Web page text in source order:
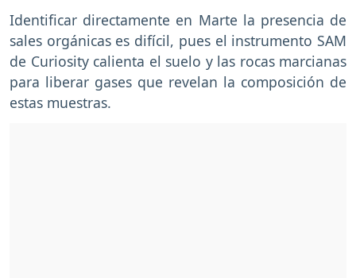
Identificar directamente en Marte la presencia de
sales orgánicas es difícil, pues el instrumento SAM
de Curiosity calienta el suelo y las rocas marcianas
para liberar gases que revelan la composición de
estas muestras.